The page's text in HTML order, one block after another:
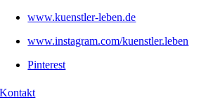
www.kuenstler-leben.de
www.instagram.com/kuenstler.leben
Pinterest
Kontakt